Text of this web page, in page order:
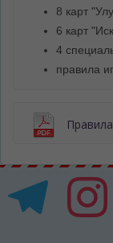
8 карт
6 карт
4
правила